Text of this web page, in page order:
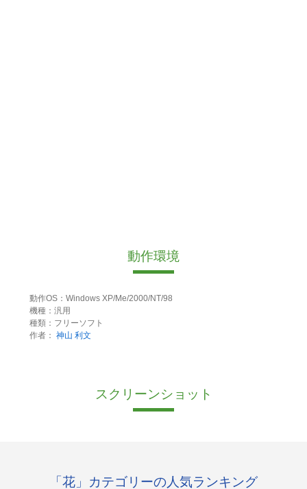
動作環境
動作OS：Windows XP/Me/2000/NT/98
機種：汎用
種類：フリーソフト
作者： 神山 利文
スクリーンショット
「花」カテゴリーの人気ランキング